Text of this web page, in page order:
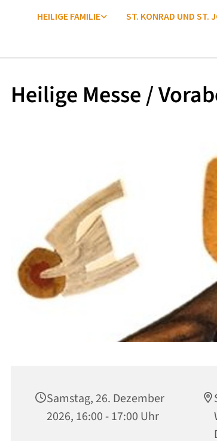
HEILIGE FAMILIE ST. KONRAD UND ST.
Heilige Messe /
Samstag, 26. Dezember
2026, 16:00 - 17:00 Uhr